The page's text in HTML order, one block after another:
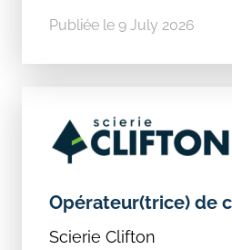
Publiée le 9 July 2026
Opérateur(trice) de
Scierie Clifton